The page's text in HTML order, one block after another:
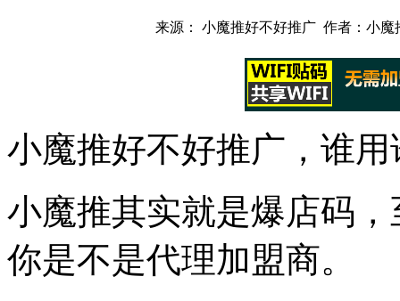
来源： 小魔推好不好推广 作者：小
小魔推好不好推广，谁
小魔推其实就是爆店码
你是不是代理加盟商。